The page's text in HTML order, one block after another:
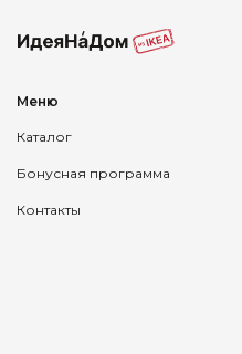
Меню
Каталог
Бонусная программа
Контакты